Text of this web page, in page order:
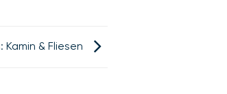
& Fliesen